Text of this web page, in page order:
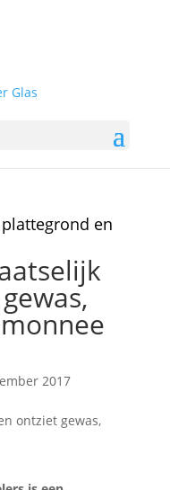
en
2017